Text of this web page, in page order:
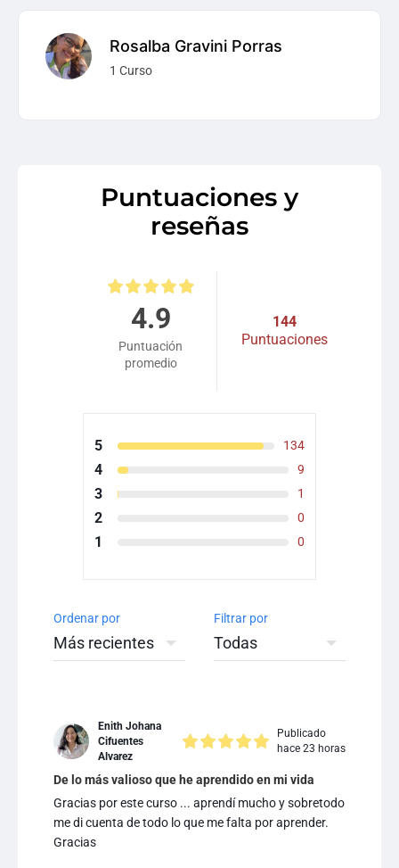
Rosalba Gravini Porras
1 Curso
Puntuaciones y
reseñas
4.9
Puntuación
promedio
144
Puntuaciones
5 134
4 9
3 1
2 0
1 0
Ordenar por Filtrar por
Enith Johana
Cifuentes
Alvarez
Publicado
hace 23 horas
De lo más valioso que he aprendido en mi vida
Gracias por este curso ... aprendí mucho y sobretodo
me di cuenta de todo lo que me falta por aprender.
Gracias